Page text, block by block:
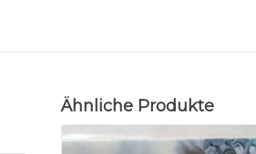
Ähnliche Produkte